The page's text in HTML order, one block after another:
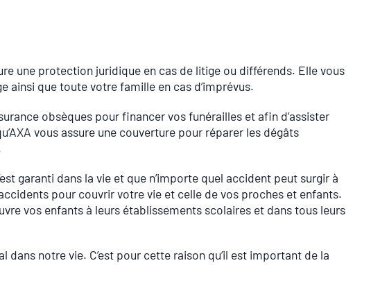
une protection juridique en cas de litige ou différends. Elle vous
ainsi que toute votre famille en cas d’imprévus.
obsèques pour financer vos funérailles et afin d’assister
vous assure une couverture pour réparer les dégâts
garanti dans la vie et que n’importe quel accident peut surgir à
pour couvrir votre vie et celle de vos proches et enfants.
vos enfants à leurs établissements scolaires et dans tous leurs
notre vie. C’est pour cette raison qu’il est important de la